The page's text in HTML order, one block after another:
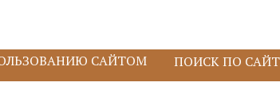
САЙТОМ